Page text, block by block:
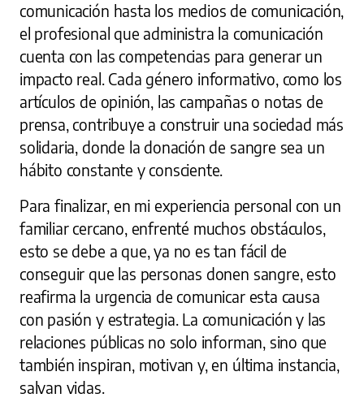
comunicación hasta los medios de comunicación,
el profesional que administra la comunicación
cuenta con las competencias para generar un
impacto real. Cada género informativo, como los
artículos de opinión, las campañas o notas de
prensa, contribuye a construir una sociedad más
solidaria, donde la donación de sangre sea un
hábito constante y consciente.
Para finalizar, en mi experiencia personal con un
familiar cercano, enfrenté muchos obstáculos,
esto se debe a que, ya no es tan fácil de
conseguir que las personas donen sangre, esto
reafirma la urgencia de comunicar esta causa
con pasión y estrategia. La comunicación y las
relaciones públicas no solo informan, sino que
también inspiran, motivan y, en última instancia,
salvan vidas.